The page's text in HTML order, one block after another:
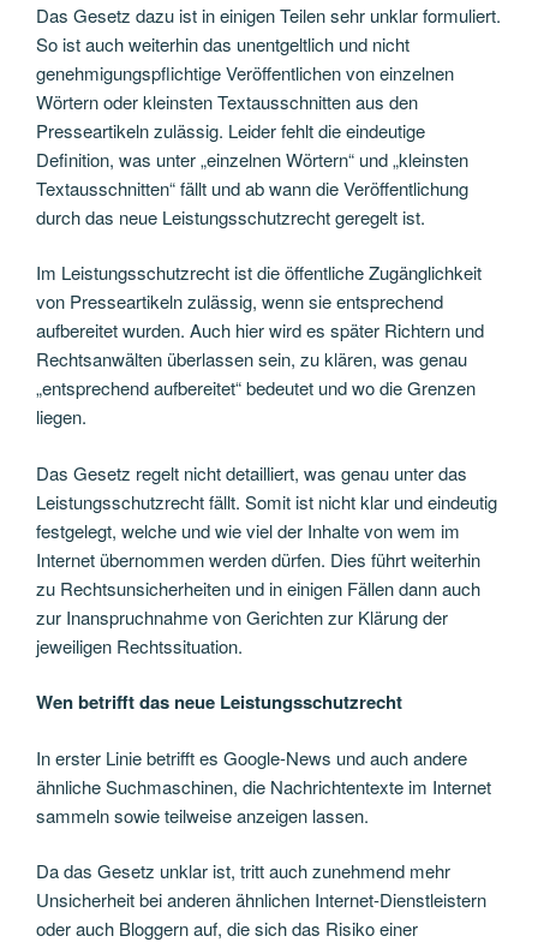
Das Gesetz dazu ist in einigen Teilen sehr unklar formuliert.
So ist auch weiterhin das unentgeltlich und nicht
genehmigungspflichtige Veröffentlichen von einzelnen
Wörtern oder kleinsten Textausschnitten aus den
Presseartikeln zulässig. Leider fehlt die eindeutige
Definition, was unter „einzelnen Wörtern“ und „kleinsten
Textausschnitten“ fällt und ab wann die Veröffentlichung
durch das neue Leistungsschutzrecht geregelt ist.
Im Leistungsschutzrecht ist die öffentliche Zugänglichkeit
von Presseartikeln zulässig, wenn sie entsprechend
aufbereitet wurden. Auch hier wird es später Richtern und
Rechtsanwälten überlassen sein, zu klären, was genau
„entsprechend aufbereitet“ bedeutet und wo die Grenzen
liegen.
Das Gesetz regelt nicht detailliert, was genau unter das
Leistungsschutzrecht fällt. Somit ist nicht klar und eindeutig
festgelegt, welche und wie viel der Inhalte von wem im
Internet übernommen werden dürfen. Dies führt weiterhin
zu Rechtsunsicherheiten und in einigen Fällen dann auch
zur Inanspruchnahme von Gerichten zur Klärung der
jeweiligen Rechtssituation.
Wen betrifft das neue Leistungsschutzrecht
In erster Linie betrifft es Google-News und auch andere
ähnliche Suchmaschinen, die Nachrichtentexte im Internet
sammeln sowie teilweise anzeigen lassen.
Da das Gesetz unklar ist, tritt auch zunehmend mehr
Unsicherheit bei anderen ähnlichen Internet-Dienstleistern
oder auch Bloggern auf, die sich das Risiko einer